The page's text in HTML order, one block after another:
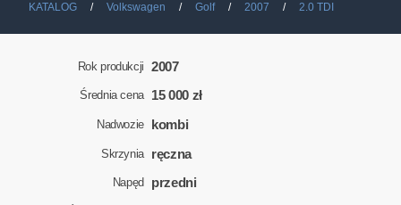
KATALOG Volkswagen Golf 2007 2.0 TDI
Rok produkcji 2007
Średnia cena 15 000 zł
Nadwozie kombi
Skrzynia ręczna
Napęd przedni